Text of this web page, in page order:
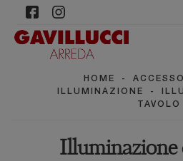
HOME -
ILLUMINAZIONE
-
TAVOLO
Illuminazione